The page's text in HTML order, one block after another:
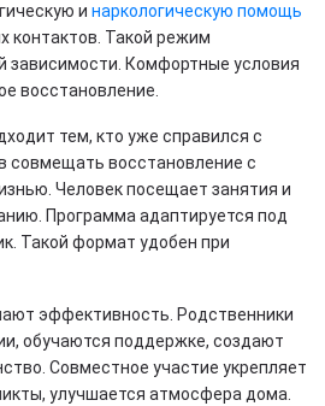
и наркологическую помощь
контактов. Такой режим
зависимости. Комфортные условия
восстановление.
тем, кто уже справился с
совмещать восстановление с
Человек посещает занятия и
Программа адаптируется под
Такой формат удобен при
эффективность. Родственники
обучаются поддержке, создают
Совместное участие укрепляет
улучшается атмосфера дома.